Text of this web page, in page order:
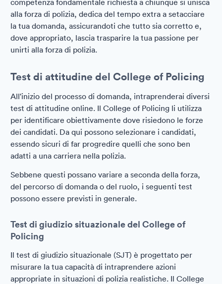
competenza fondamentale richiesta a chiunque si unisca
alla forza di polizia, dedica del tempo extra a setacciare
la tua domanda, assicurandoti che tutto sia corretto e,
dove appropriato, lascia trasparire la tua passione per
unirti alla forza di polizia.
Test di attitudine del College of Policing
All'inizio del processo di domanda, intraprenderai diversi
test di attitudine online. Il College of Policing li utilizza
per identificare obiettivamente dove risiedono le forze
dei candidati. Da qui possono selezionare i candidati,
essendo sicuri di far progredire quelli che sono ben
adatti a una carriera nella polizia.
Sebbene questi possano variare a seconda della forza,
del percorso di domanda o del ruolo, i seguenti test
possono essere previsti in generale.
Test di giudizio situazionale del College of
Policing
Il test di giudizio situazionale (SJT) è progettato per
misurare la tua capacità di intraprendere azioni
appropriate in situazioni di polizia realistiche. Il College